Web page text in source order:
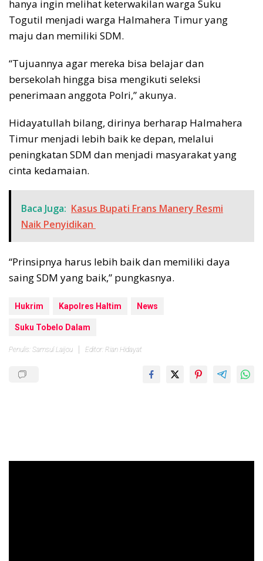
hanya ingin melihat keterwakilan warga Suku
Togutil menjadi warga Halmahera Timur yang
maju dan memiliki SDM.
“Tujuannya agar mereka bisa belajar dan
bersekolah hingga bisa mengikuti seleksi
penerimaan anggota Polri,” akunya.
Hidayatullah bilang, dirinya berharap Halmahera
Timur menjadi lebih baik ke depan, melalui
peningkatan SDM dan menjadi masyarakat yang
cinta kedamaian.
Baca Juga: Kasus Bupati Frans Manery Resmi
Naik Penyidikan
“Prinsipnya harus lebih baik dan memiliki daya
saing SDM yang baik,” pungkasnya.
Hukrim Kapolres Haltim News
Suku Tobelo Dalam
Penulis: Samsul Laijou Editor: Rian Hidayat